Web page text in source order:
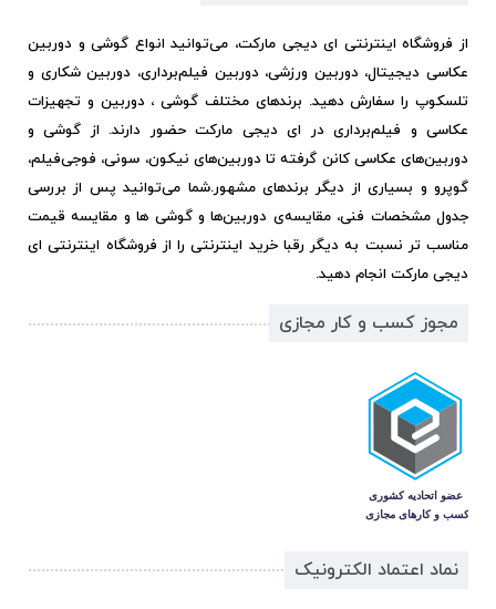
از فروشگاه اینترنتی ای دیجی مارکت، می‌توانید انواع گوشی و دوربین
عکاسی دیجیتال، دوربین ورزشی، دوربین فیلم‌برداری، دوربین شکاری و
تلسکوپ را سفارش دهید. برندهای مختلف گوشی ، دوربین و تجهیزات
عکاسی و فیلم‌برداری در ای دیجی مارکت حضور دارند. از گوشی و
دوربین‌های عکاسی کانن گرفته تا دوربین‌های نیکون، سونی، فوجی‌فیلم،
گوپرو و بسیاری از دیگر برندهای مشهور.شما می‌توانید پس از بررسی
جدول مشخصات فنی، مقایسه‌ی دوربین‌ها و گوشی ها و مقایسه قیمت
مناسب تر نسبت به دیگر رقبا خرید اینترنتی را از فروشگاه اینترنتی ای
دیجی مارکت انجام دهید.
مجوز کسب و کار مجازی
نماد اعتماد الکترونیک